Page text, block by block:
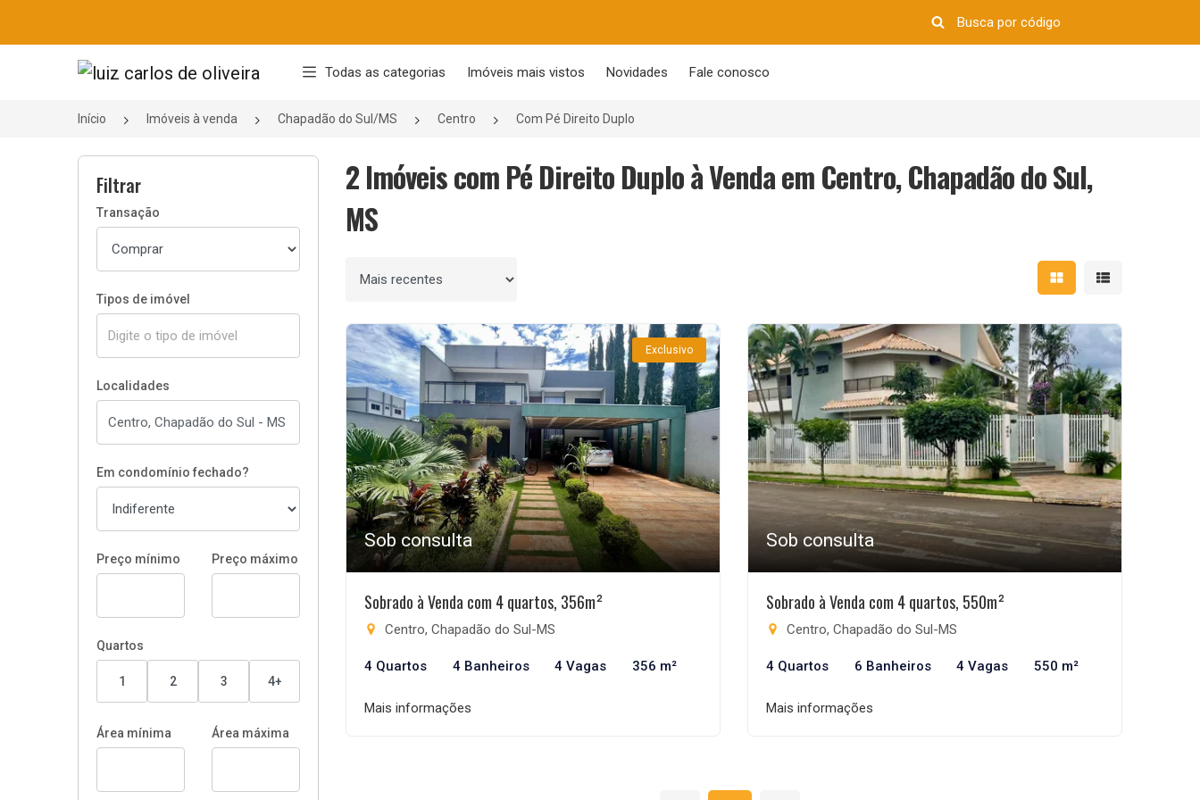
Página inicial Todas as categorias Imóveis mais vistos Novidades Fale conosco
Início Imóveis à venda Chapadão do Sul/MS Centro Com Pé Direito Duplo
Filtrar
Transação
Tipos de imóvel
Localidades
Em condomínio fechado?
Preço mínimo Preço máximo
Quartos
1 2 3 4+
Área mínima Área máxima
2 Imóveis com Pé Direito Duplo à Venda em Centro, Chapadão do Sul,
MS
Ordenar por Mostrar resultados em
Mostrar
Exclusivo
Sob consulta
Sobrado à Venda com 4 quartos, 356m²
Centro, Chapadão do Sul-MS
4 Quartos 4 Banheiros 4 Vagas 356 m²
Mais informações
Sob consulta
Sobrado à Venda com 4 quartos, 550m²
Centro, Chapadão do Sul-MS
4 Quartos 6 Banheiros 4 Vagas 550 m²
Mais informações